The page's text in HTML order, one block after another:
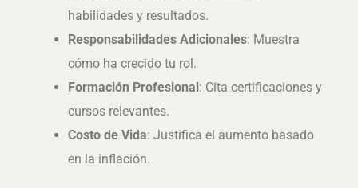
habilidades y resultados.
Responsabilidades Adicionales: Muestra
cómo ha crecido tu rol.
Formación Profesional: Cita certificaciones y
cursos relevantes.
Costo de Vida: Justifica el aumento basado
en la inflación.